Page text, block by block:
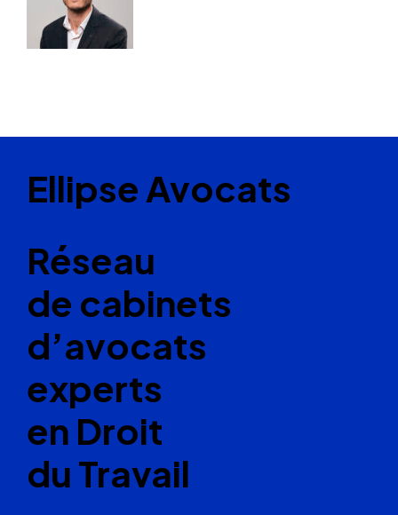
Ellipse Avocats
Réseau
de cabinets
d’avocats
experts
en Droit
du Travail